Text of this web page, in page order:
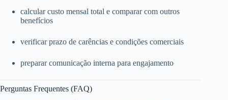
calcular custo mensal total e comparar com outros
benefícios
verificar prazo de carências e condições comerciais
preparar comunicação interna para engajamento
Perguntas Frequentes (FAQ)